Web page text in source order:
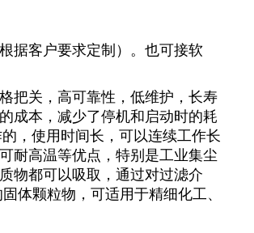
据客户要求定制）。也可接软
把关，高可靠性，低维护，长寿
成本，减少了停机和启动时的耗
，使用时间长，可以连续工作长
耐高温等优点，特别是工业集尘
物都可以吸取，通过对过滤介
体颗粒物，可适用于精细化工、